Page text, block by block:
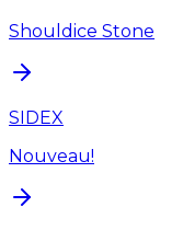
Shouldice Stone
SIDEX
Nouveau!